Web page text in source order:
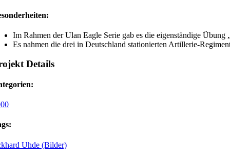
Im Rahmen der Ulan Eagle Serie gab es die eigenständige Übung
Es nahmen die drei in Deutschland stationierten Artillerie-
Details
Uhde (Bilder)